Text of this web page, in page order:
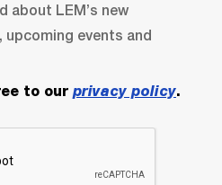
about LEM’s new
events and
to our privacy policy.